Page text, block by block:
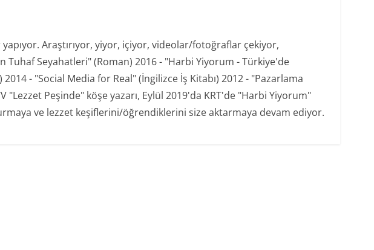
Araştırıyor, yiyor, içiyor, videolar/fotoğraflar çekiyor,
Tuhaf Seyahatleri" (Roman) 2016 - "Harbi Yiyorum - Türkiye'de
- "Social Media for Real" (İngilizce İş Kitabı) 2012 - "Pazarlama
"Lezzet Peşinde" köşe yazarı, Eylül 2019'da KRT'de "Harbi Yiyorum"
ve lezzet keşiflerini/öğrendiklerini size aktarmaya devam ediyor.